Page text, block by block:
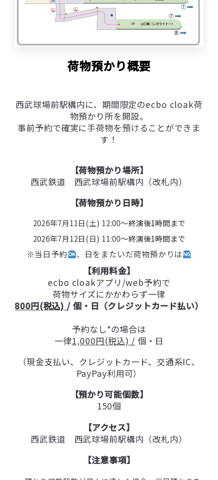
荷物預かり概要
西武球場前駅構内に、期間限定のecbo cloak荷
物預かり所を開設。
事前予約で確実に手荷物を預けることができま
す！
【荷物預かり場所】
西武鉄道 西武球場前駅構内（改札内）
【荷物預かり日時】
2026年7月11日(土) 12:00〜終演後1時間まで
2026年7月12日(日) 11:00〜終演後1時間まで
※当日予約 、 日をまたいだ荷物預かりは
【利用料金】
ecbo cloakアプリ/web予約で
荷物サイズにかかわらず一律
800円(税込) / 個・日（クレジットカード払い）
予約なし*の場合は
一律1,000円(税込) / 個・日
（現金支払い、クレジットカード、交通系IC、
PayPay利用可）
【預かり可能個数】
150個
【アクセス】
西武鉄道 西武球場前駅構内（改札内）
【注意事項】